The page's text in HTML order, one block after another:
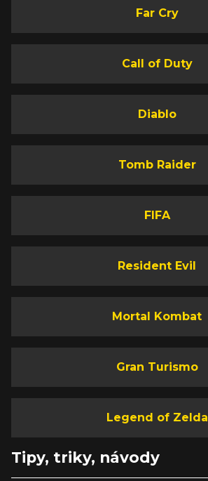
Far Cry
Call of Duty
Diablo
Tomb Raider
FIFA
Resident Evil
Mortal Kombat
Gran Turismo
Legend of Zelda
Tipy, triky, návody